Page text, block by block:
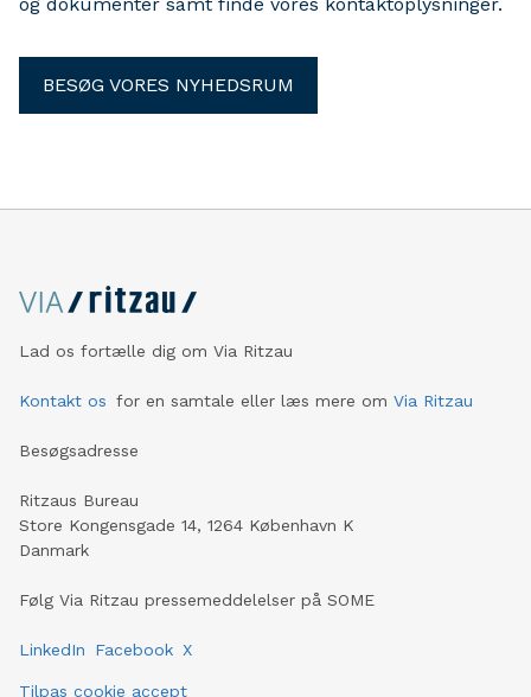
BESØG VORES NYHEDSRUM
Lad os fortælle dig om Via Ritzau
Kontakt os for en samtale eller læs mere om Via Ritzau
Besøgsadresse
Ritzaus Bureau
Store Kongensgade 14, 1264 København K
Danmark
Følg Via Ritzau pressemeddelelser på SOME
LinkedIn Facebook X
Tilpas cookie accept